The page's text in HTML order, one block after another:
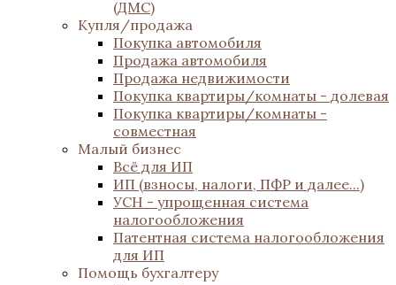
(ДМС)
Купля/продажа
Покупка автомобиля
Продажа автомобиля
Продажа недвижимости
Покупка квартиры/комнаты - долевая
Покупка квартиры/комнаты -
совместная
Малый бизнес
Всё для ИП
ИП (взносы, налоги, ПФР и далее...)
УСН - упрощенная система
налогообложения
Патентная система налогообложения
для ИП
Помощь бухгалтеру